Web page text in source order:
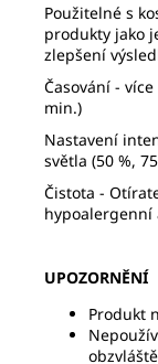
Použitelné s
produkty jako
zlepšení
Časování -
min.)
Nastavení
světla (50 %,
Čistota -
hypoalergenní
UPOZORNĚNÍ
Produkt